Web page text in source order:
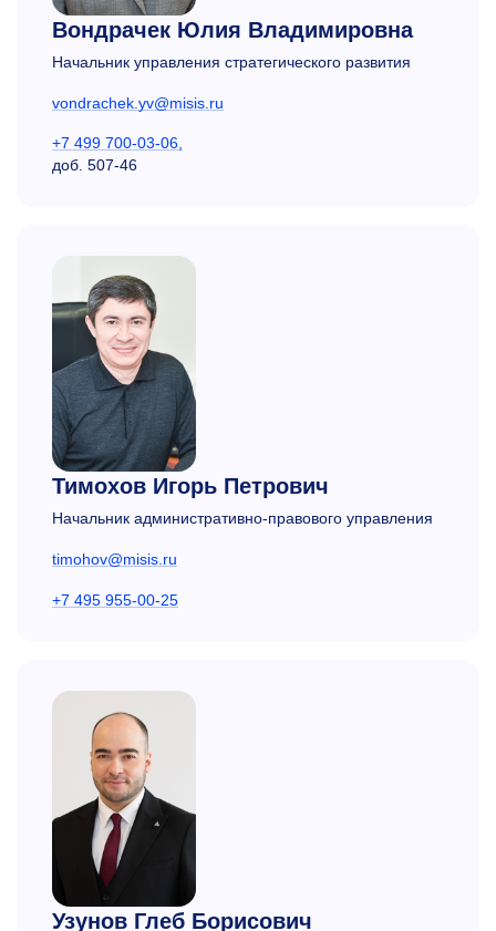
Вондрачек Юлия Владимировна
Начальник управления стратегического развития
vondrachek.yv@misis.ru
+7 499 700-03-06,
доб. 507-46
Тимохов Игорь Петрович
Начальник административно-правового управления
timohov@misis.ru
+7 495 955-00-25
Узунов Глеб Борисович